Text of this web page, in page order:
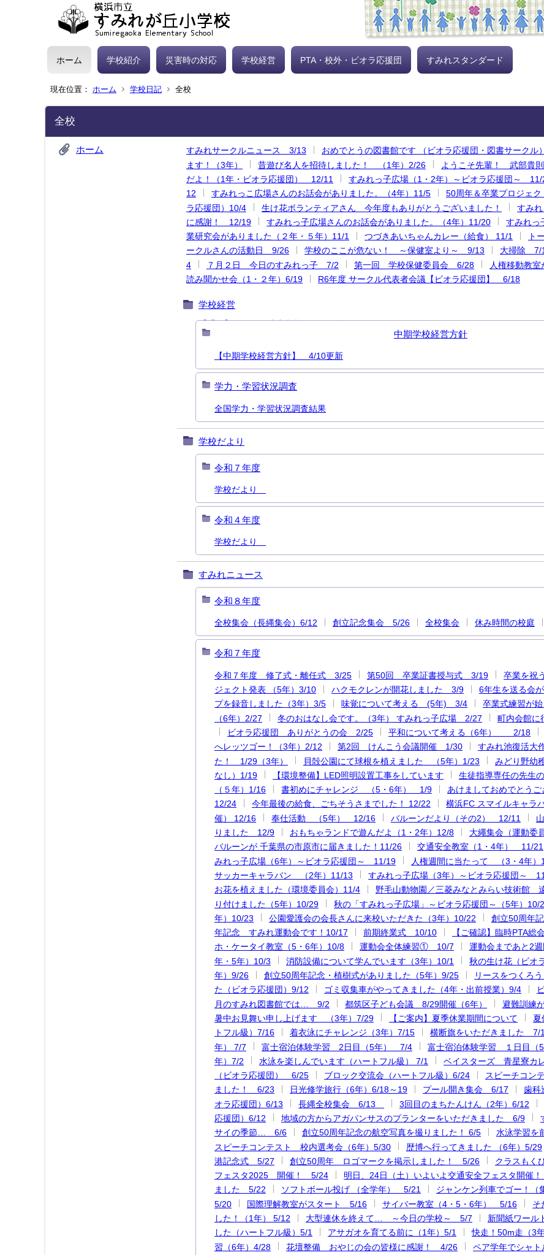
ホーム 学校紹介 災害時の対応 学校経営 PTA・校外・ビオラ応援団 すみれスタンダード
現在位置： ホーム 学校日記 全校
全校
ホーム すみれサークルニュース 3/13 おめでとうの図書館です （ビオラ応援団・図書サークル
ます！（3年）
昔遊び名人を招待しました！ （1年）2/26 ようこそ先輩！ 武部貴
だよ！（1年・ビオラ応援団） 12/11
すみれっ子広場（1・2年）～ビオラ応援団～ 11/
12
すみれっこ広場さんのお話会がありました。（4年）11/5 50周年＆卒業プロジェ
ラ応援団）10/4
生け花ボランティアさん 今年度もありがとうございました！ すみ
に感謝！ 12/19
すみれっ子広場さんのお話会がありました。（4年）11/20 すみれっ
業研究会がありました（２年・５年）11/1
つづきあいちゃんカレー（給食） 11/1 ト
ークルさんの活動日 9/26
学校のここが危ない！ ～保健室より～ 9/13 大掃除 7/
4
７月２日 今日のすみれっ子 7/2 第一回 学校保健委員会 6/28 人権移動教
読み聞かせ会（1・２年）6/19
R6年度 サークル代表者会議【ビオラ応援団】 6/18
学校経営
【重要】すみれが丘小学校 スタンダード
中期学校経営方針
【中期学校経営方針】 4/10更新
学力・学習状況調査
全国学力・学習状況調査結果
学校だより
令和７年度
学校だより
令和４年度
学校だより
すみれニュース
令和８年度
全校集会（長縄集会）6/12 創立記念集会 5/26 全校集会 休み時間の校庭
令和７年度
令和７年度 修了式・離任式 3/25 第50回 卒業証書授与式 3/19 卒業を祝
ジェクト発表 （5年）3/10
ハクモクレンが開花しました 3/9 6年生を送る会
プを録音しました（3年）3/5
味覚について考える (5年) 3/4 卒業式練習が
（6年）2/27
冬のおはなし会です。（3年） すみれっ子広場 2/27 町内会館に
ビオラ応援団 ありがとうの会 2/25
平和について考える（6年） 2/18
へレッツゴー！（3年）2/12
第2回 けんこう会議開催 1/30 すみれ池復活大
た！ 1/29（3年）
貝殻公園にて球根を植えました （5年）1/23 みどり野幼
なし）1/19
【環境整備】LED照明設置工事をしています 生徒指導専任の先生
（５年）1/16
書初めにチャレンジ （5・6年） 1/9 あけましておめでとう
12/24
今年最後の給食、ごちそうさまでした！ 12/22 横浜FC スマイルキャラ
催） 12/16
奉仕活動 （5年） 12/16 バルーンだより（その2） 12/11
りました 12/9
おもちゃランドで遊んだよ（1・2年）12/8 大繩集会（運動委
バルーンが 千葉県の市原市に届きました！11/26
交通安全教室（1・4年） 11/21
みれっ子広場（6年）～ビオラ応援団～ 11/19
人権週間に当たって （3・4年）
サッカーキャラバン （2年）11/13
すみれっ子広場（3年）～ビオラ応援団～
お花を植えました（環境委員会）11/4
野毛山動物園／三菱みなとみらい技術館
り付けました（5年）10/29
秋の「すみれっ子広場」～ビオラ応援団～（5年）10/
年）10/23
公園愛護会の会長さんに来校いただきた（3年）10/22 創立50周年
年記念 すみれ運動会です！10/17
前期終業式 10/10 【ご確認】臨時PTA
ホ・ケータイ教室（5・6年）10/8
運動会全体練習① 10/7 運動会まであと2
年・5年）10/3
消防設備について学んでいます（3年）10/1 秋の生け花（ビ
年）9/26
創立50周年記念・植樹式がありました（5年）9/25 リースをつくろ
た（ビオラ応援団）9/12
ゴミ収集車がやってきました（4年・出前授業）9/4
月のすみれ図書館では… 9/2
都筑区子ども会議 8/29開催（6年） 避難訓練
暑中お見舞い申し上げます （3年）7/29
【ご案内】夏季休業期間について
トフル級）7/16
着衣泳にチャレンジ（3年）7/15 横断旗をいただきました 7/
年） 7/7
富士宿泊体験学習 2日目（5年） 7/4 富士宿泊体験学習 １日目
年）7/2
水泳を楽しんでいます（ハートフル級） 7/1 ベイスターズ 青星寮カ
（ビオラ応援団） 6/25
ブロック交流会（ハートフル級）6/24 スピーチコ
ました！ 6/23
日光修学旅行（6年）6/18～19 プール開き集会 6/17 歯科
オラ応援団）6/13
長縄全校集会 6/13 3回目のまちたんけん（2年）6/12
応援団）6/12
地域の方からアガパンサスのプランターをいただきました 6/9
サイの季節… 6/6
創立50周年記念の航空写真を撮りました！ 6/5 水泳学習を
スピーチコンテスト 校内選考会（6年）5/30
歴博へ行ってきました （6年）5/29
港記念式 5/27
創立50周年 ロゴマークを掲示しました！ 5/26 クラスもく
フェスタ2025 開催！ 5/24
明日、24日（土）いよいよ交通安全フェスタ開催！
ました 5/22
ソフトボール投げ （全学年） 5/21 ジャンケン列車でゴー！（
5/20
国際理解教室がスタート 5/16 サイバー教室（4・5・6年） 5/16 そ
した！（1年） 5/12
大型連休を終えて… ～今日の学校～ 5/7 新聞紙ワール
した（ハートフル級）5/1
アサガオを育てる前に（1年）5/1 快走！50m走（3
習（6年）4/28
花壇整備 おやじの会の皆様に感謝！ 4/26 ペア学年でシャ